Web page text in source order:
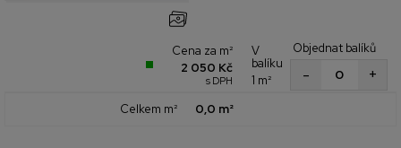
Cena za m²
2 050 Kč
s DPH
V
balíku
1 m²
Objednat balíků
+
-
Celkem m² 0,0 m²